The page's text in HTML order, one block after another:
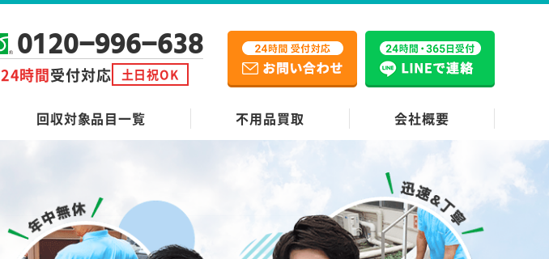
0120-996-638
24時間受付対応 土日祝OK
回収対象品目一覧 不用品買取 会社概要